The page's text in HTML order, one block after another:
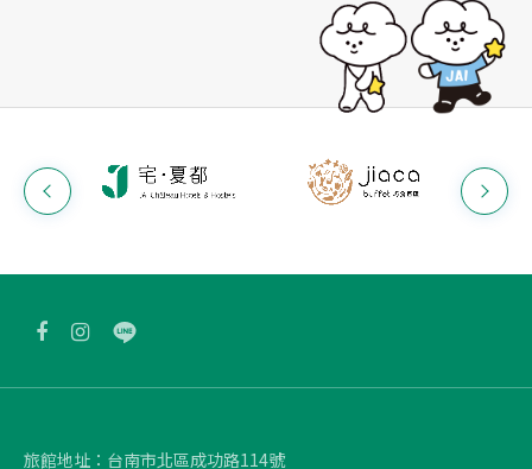
旅館地址： 台南市北區成功路114號